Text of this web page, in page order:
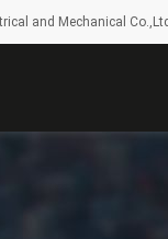
and Mechanical Co.,Ltd